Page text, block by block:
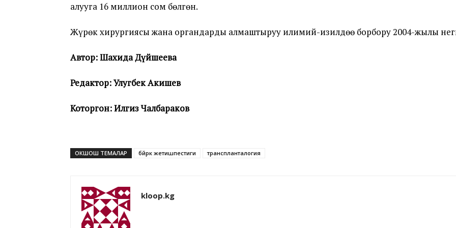
алууга 16 миллион сом бөлгөн.
Жүрөк хирургиясы жана органдарды алмаштыруу илимий-изилдөө борбору 2004-жылы
Автор: Шахида Дүйшеева
Редактор: Улугбек Акишев
Которгон: Илгиз Чалбараков
ОКШОШ ТЕМАЛАР бөйрөк жетишпестиги транспланталогия
kloop.kg